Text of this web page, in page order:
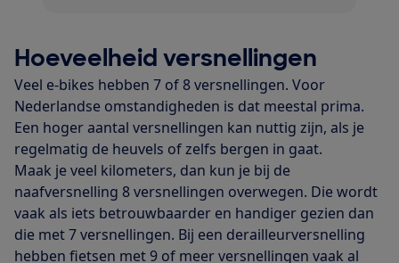
Hoeveelheid versnellingen
Veel e-bikes hebben 7 of 8 versnellingen. Voor
Nederlandse omstandigheden is dat meestal prima.
Een hoger aantal versnellingen kan nuttig zijn, als je
regelmatig de heuvels of zelfs bergen in gaat.
Maak je veel kilometers, dan kun je bij de
naafversnelling 8 versnellingen overwegen. Die wordt
vaak als iets betrouwbaarder en handiger gezien dan
die met 7 versnellingen. Bij een derailleurversnelling
hebben fietsen met 9 of meer versnellingen vaak al